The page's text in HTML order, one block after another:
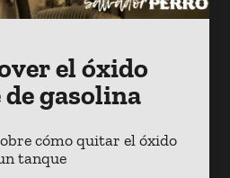
el óxido
gasolina
cómo quitar el óxido
tanque